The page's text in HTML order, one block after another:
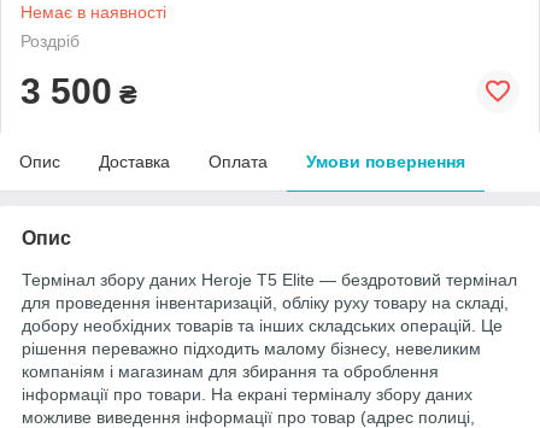
Немає в наявності
Роздріб
3 500 ₴
Опис Доставка Оплата Умови повернення
Опис
Термінал збору даних Heroje T5 Elite — бездротовий термінал
для проведення інвентаризацій, обліку руху товару на складі,
добору необхідних товарів та інших складських операцій. Це
рішення переважно підходить малому бізнесу, невеликим
компаніям і магазинам для збирання та оброблення
інформації про товари. На екрані терміналу збору даних
можливе виведення інформації про товар (адрес полиці,